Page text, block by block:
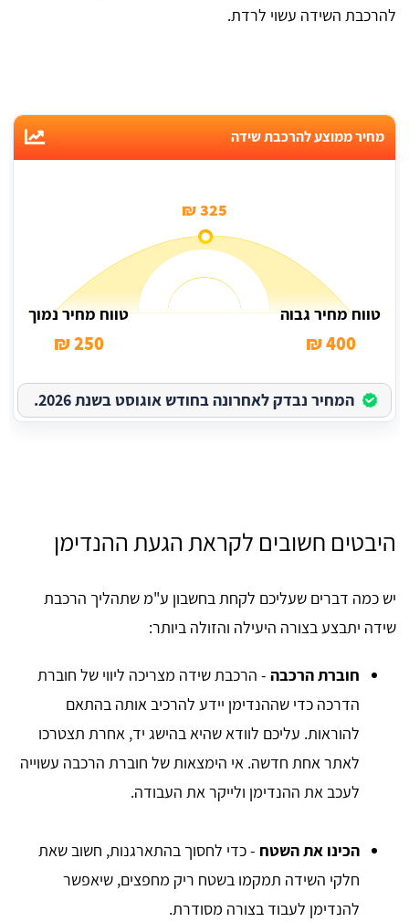
להרכבת השידה עשוי לרדת.
מחיר ממוצע להרכבת שידה
325 ₪
טווח מחיר גבוה
400 ₪
טווח מחיר נמוך
250 ₪
המחיר נבדק לאחרונה בחודש אוגוסט בשנת 2026.
היבטים חשובים לקראת הגעת ההנדימן
יש כמה דברים שעליכם לקחת בחשבון ע"מ שתהליך הרכבת
שידה יתבצע בצורה היעילה והזולה ביותר:
חוברת הרכבה - הרכבת שידה מצריכה ליווי של חוברת
הדרכה כדי שההנדימן יידע להרכיב אותה בהתאם
להוראות. עליכם לוודא שהיא בהישג יד, אחרת תצטרכו
לאתר אחת חדשה. אי הימצאות של חוברת הרכבה עשוייה
לעכב את ההנדימן ולייקר את העבודה.
הכינו את השטח - כדי לחסוך בהתארגנות, חשוב שאת
חלקי השידה תמקמו בשטח ריק מחפצים, שיאפשר
להנדימן לעבוד בצורה מסודרת.